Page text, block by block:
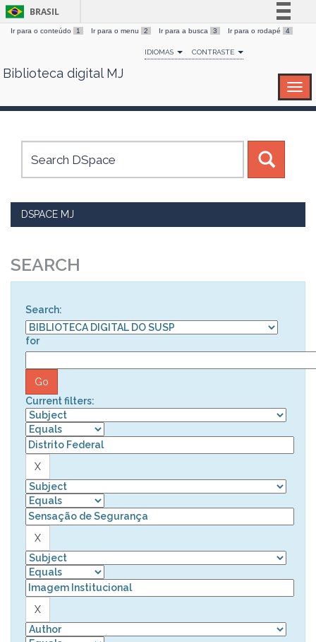
Skip
BRASIL
Simplifique!
Comunica BR
Canais
Ir para o conteúdo 1 Ir para o menu 2 Ir para a busca 3 Ir para o rodapé 4
IDIOMAS CONTRASTE
Biblioteca digital MJ
DSPACE MJ
SEARCH
Search:
for
Current filters: